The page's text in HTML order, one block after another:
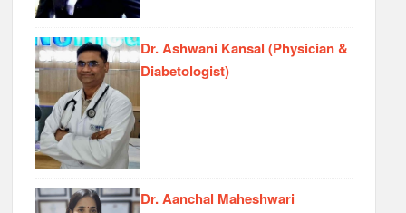
Dr. Ashwani Kansal (Physician &
Diabetologist)
Dr. Aanchal Maheshwari